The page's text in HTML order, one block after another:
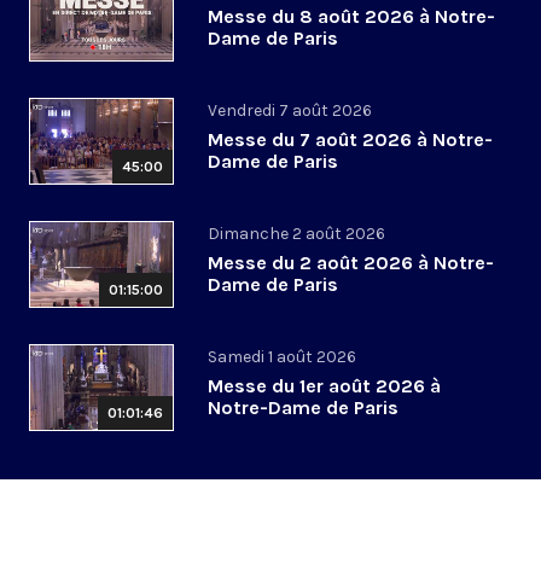
Messe du 8 août 2026 à Notre-
Dame de Paris
45:00
Vendredi 7 août 2026
Messe du 7 août 2026 à Notre-
Dame de Paris
01:15:00
Dimanche 2 août 2026
Messe du 2 août 2026 à Notre-
Dame de Paris
01:01:46
Samedi 1 août 2026
Messe du 1er août 2026 à
Notre-Dame de Paris